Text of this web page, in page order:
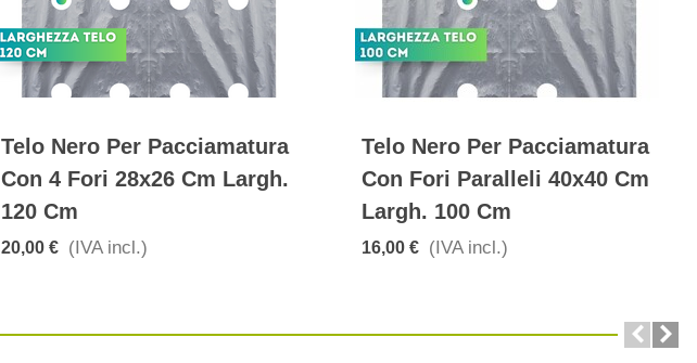
Telo Nero Per Pacciamatura
Con 4 Fori 28x26 Cm Largh.
120 Cm
20,00 € (IVA incl.)
Telo Nero Per Pacciamatura
Con Fori Paralleli 40x40 Cm
Largh. 100 Cm
16,00 € (IVA incl.)